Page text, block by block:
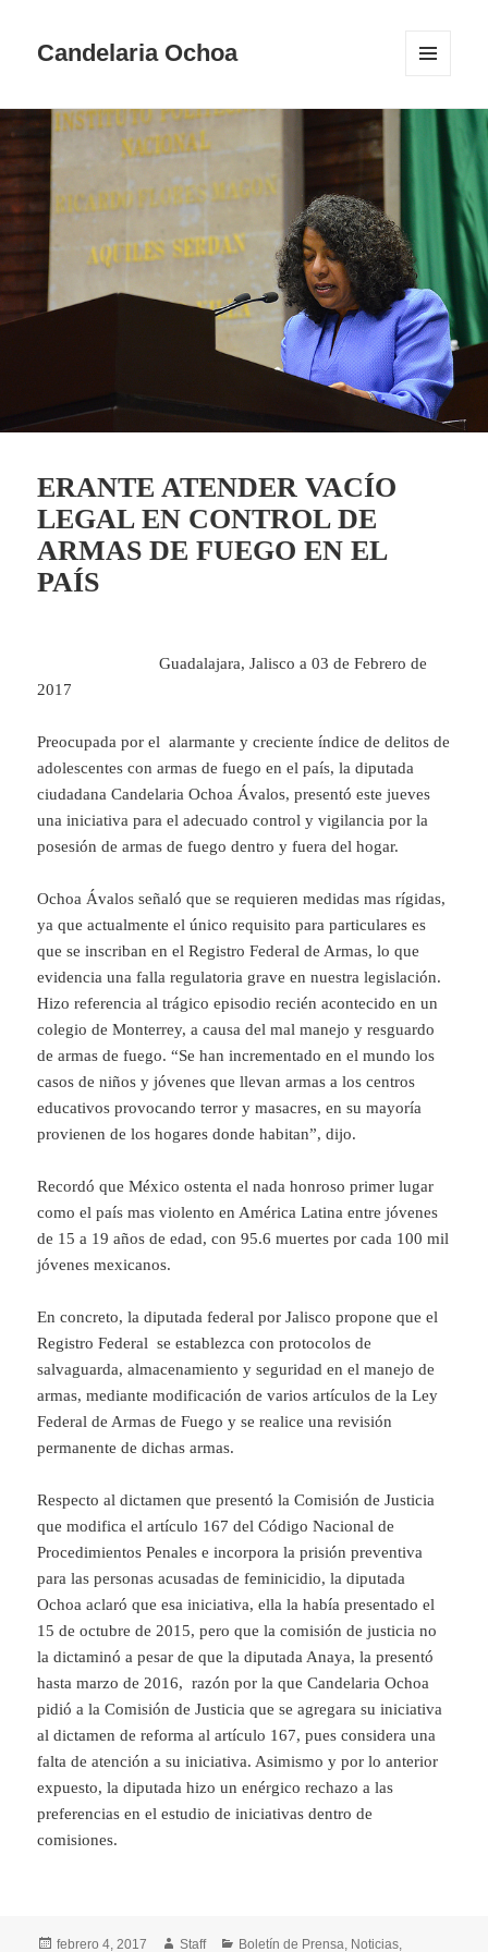
Candelaria Ochoa
WIDGETS
ERANTE ATENDER VACÍO
LEGAL EN CONTROL DE
ARMAS DE FUEGO EN EL
PAÍS
Guadalajara, Jalisco a 03 de Febrero de
2017
Preocupada por el alarmante y creciente índice de delitos de
adolescentes con armas de fuego en el país, la diputada
ciudadana Candelaria Ochoa Ávalos, presentó este jueves
una iniciativa para el adecuado control y vigilancia por la
posesión de armas de fuego dentro y fuera del hogar.
Ochoa Ávalos señaló que se requieren medidas mas rígidas,
ya que actualmente el único requisito para particulares es
que se inscriban en el Registro Federal de Armas, lo que
evidencia una falla regulatoria grave en nuestra legislación.
Hizo referencia al trágico episodio recién acontecido en un
colegio de Monterrey, a causa del mal manejo y resguardo
de armas de fuego. “Se han incrementado en el mundo los
casos de niños y jóvenes que llevan armas a los centros
educativos provocando terror y masacres, en su mayoría
provienen de los hogares donde habitan”, dijo.
Recordó que México ostenta el nada honroso primer lugar
como el país mas violento en América Latina entre jóvenes
de 15 a 19 años de edad, con 95.6 muertes por cada 100 mil
jóvenes mexicanos.
En concreto, la diputada federal por Jalisco propone que el
Registro Federal se establezca con protocolos de
salvaguarda, almacenamiento y seguridad en el manejo de
armas, mediante modificación de varios artículos de la Ley
Federal de Armas de Fuego y se realice una revisión
permanente de dichas armas.
Respecto al dictamen que presentó la Comisión de Justicia
que modifica el artículo 167 del Código Nacional de
Procedimientos Penales e incorpora la prisión preventiva
para las personas acusadas de feminicidio, la diputada
Ochoa aclaró que esa iniciativa, ella la había presentado el
15 de octubre de 2015, pero que la comisión de justicia no
la dictaminó a pesar de que la diputada Anaya, la presentó
hasta marzo de 2016, razón por la que Candelaria Ochoa
pidió a la Comisión de Justicia que se agregara su iniciativa
al dictamen de reforma al artículo 167, pues considera una
falta de atención a su iniciativa. Asimismo y por lo anterior
expuesto, la diputada hizo un enérgico rechazo a las
preferencias en el estudio de iniciativas dentro de
comisiones.
Publicado
febrero 4, 2017 Autor
Staff Categorías
Boletín de Prensa, Noticias,